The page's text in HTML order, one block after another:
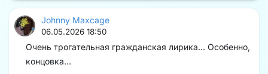
Johnny Maxcage
06.05.2026 18:50
Очень трогательная гражданская лирика... Особенно,
концовка...